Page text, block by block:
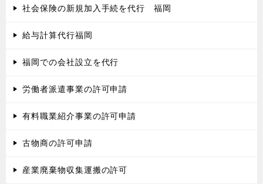
社会保険の新規加入手続を代行 福岡
給与計算代行福岡
福岡での会社設立を代行
労働者派遣事業の許可申請
有料職業紹介事業の許可申請
古物商の許可申請
産業廃棄物収集運搬の許可